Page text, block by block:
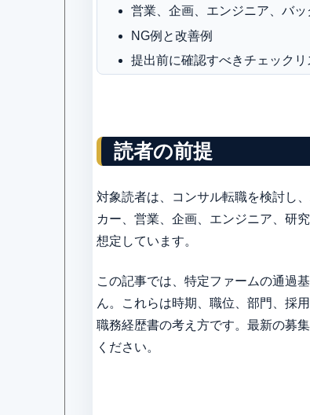
営業、企画、エンジニア、バ
NG例と改善例
提出前に確認すべきチェックリ
読者の前提
対象読者は、コンサル転職を検討し
カー、営業、企画、エンジニア、研
想定しています。
この記事では、特定ファームの通過
ん。これらは時期、職位、部門、採
職務経歴書の考え方です。最新の募
ください。